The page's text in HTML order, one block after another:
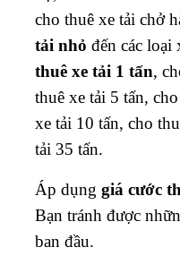
cho thuê xe tải chở
tải nhỏ đến các loại
thuê xe tải 1 tấn,
thuê xe tải 5 tấn,
xe tải 10 tấn, cho
tải 35 tấn.
Áp dụng giá cước
Bạn tránh được
ban đầu.